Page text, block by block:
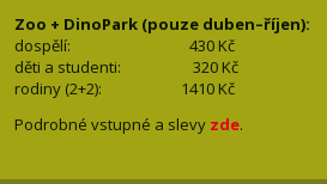
Zoo + DinoPark (pouze duben–říjen):
dospělí: 430 Kč
děti a studenti: 320 Kč
rodiny (2+2): 1410 Kč
Podrobné vstupné a slevy zde.